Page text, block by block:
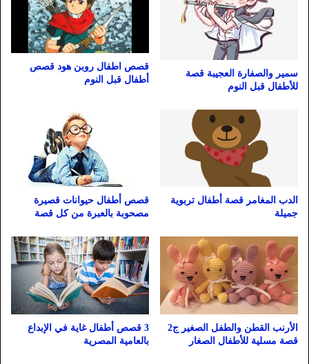
سمير والصفارة العجيبة قصة
للأطفال قبل النوم
قصص اطفال روبن هود قصص
أطفال قبل النوم
الدب المغامر قصة أطفال تربوية
جميلة
قصص أطفال حيوانات قصيرة
مصحوبة بالعبرة من كل قصة
الأرنب القطن والطفل الصغير ج2
قصة مسلية للأطفال الصغار
3 قصص أطفال غاية في الإبداع
بالعامية المصرية